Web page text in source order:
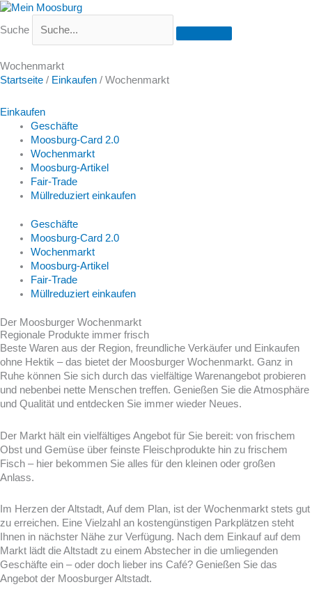
Suche
Wochenmarkt
Startseite / Einkaufen / Wochenmarkt
Einkaufen
Geschäfte
Moosburg-Card 2.0
Wochenmarkt
Moosburg-Artikel
Fair-Trade
Müllreduziert einkaufen
Geschäfte
Moosburg-Card 2.0
Wochenmarkt
Moosburg-Artikel
Fair-Trade
Müllreduziert einkaufen
Der Moosburger Wochenmarkt
Regionale Produkte immer frisch
Beste Waren aus der Region, freundliche Verkäufer und Einkaufen
ohne Hektik – das bietet der Moosburger Wochenmarkt. Ganz in
Ruhe können Sie sich durch das vielfältige Warenangebot probieren
und nebenbei nette Menschen treffen. Genießen Sie die Atmosphäre
und Qualität und entdecken Sie immer wieder Neues.
Der Markt hält ein vielfältiges Angebot für Sie bereit: von frischem
Obst und Gemüse über feinste Fleischprodukte hin zu frischem
Fisch – hier bekommen Sie alles für den kleinen oder großen
Anlass.
Im Herzen der Altstadt, Auf dem Plan, ist der Wochenmarkt stets gut
zu erreichen. Eine Vielzahl an kostengünstigen Parkplätzen steht
Ihnen in nächster Nähe zur Verfügung. Nach dem Einkauf auf dem
Markt lädt die Altstadt zu einem Abstecher in die umliegenden
Geschäfte ein – oder doch lieber ins Café? Genießen Sie das
Angebot der Moosburger Altstadt.